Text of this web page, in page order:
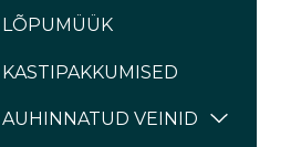
LÕPUMÜÜK
KASTIPAKKUMISED
AUHINNATUD VEINID